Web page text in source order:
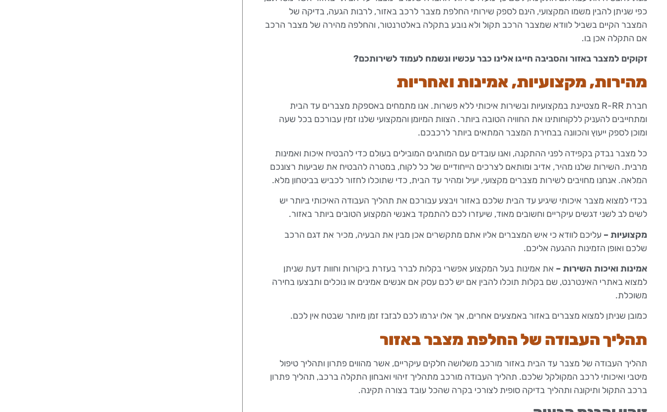
כפי שניתן להבין משמו המקצועי, הינם לספק שירותי החלפת מצבר לרכב באזור, לרבות הגעה, בדיקה של
המצבר הקיים בשביל לוודא שמצבר הרכב תקול ולא נובע בתקלה באלטרנטור, והחלפה מהירה של מצבר הרכב
אם התקלה אכן בו.
זקוקים למצבר באזור והסביבה חייגו אלינו כבר עכשיו ונשמח לעמוד לשירותכם?
מהירות, מקצועיות, אמינות ואחריות
חברת R-RR מצטיינת במקצועיות ובשירות איכותי ללא פשרות. אנו מתמחים באספקת מצברים עד הבית
ומתחייבים להעניק ללקוחותינו את החוויה הטובה ביותר. הצוות המיומן והמקצועי שלנו זמין עבורכם בכל שעה
ומוכן לספק ייעוץ והכוונה בבחירת המצבר המתאים ביותר לרכבכם.
כל מצבר נבדק בקפידה לפני ההתקנה, ואנו עובדים עם המותגים המובילים בעולם כדי להבטיח איכות ואמינות
מרבית. השירות שלנו מהיר, אדיב ומותאם לצרכים הייחודיים של כל לקוח, במטרה להבטיח את שביעות רצונכם
המלאה. אנחנו מחויבים לשירות מצברים מקצועי, יעיל ומהיר עד הבית, כדי שתוכלו לחזור לכביש בביטחון מלא.
בכדי למצוא מצבר איכותי שיגיע עד הבית שלכם באזור ויבצע עבורכם את תהליך העבודה האיכותי ביותר יש
לשים לב לשני דגשים עיקריים וחשובים מאוד, שיעזרו לכם להתמקד באנשי המקצוע הטובים ביותר באזור.
מקצועיות – עליכם לוודא כי איש המצברים אליו אתם מתקשרים אכן מבין את הבעיה, מכיר את דגם הרכב
שלכם ואופן הזמינות ההגעה אליכם.
אמינות ואיכות השירות – את אמינות בעל המקצוע אפשרי בקלות לברר בעזרת ביקורות וחוות דעת שניתן
למצוא באתרי האינטרנט, שם בקלות תוכלו להבין אם יש לכם עסק אם אנשים אמינים או נוכלים ותבצעו בחירה
משוכלת.
כמובן שניתן למצוא מצברים באזור באמצעים אחרים, אך אלו יגרמו לכם לבזבז זמן מיותר שבטח אין לכם.
תהליך העבודה של החלפת מצבר באזור
תהליך העבודה של מצבר עד הבית באזור מורכב משלושה חלקים עיקריים, אשר מהווים פתרון ותהליך טיפול
מיטבי ואיכותי לרכב המקולקל שלכם. תהליך העבודה מורכב מתהליך זיהוי ואבחון התקלה ברכב, תהליך פתרון
ברכב התקול ותיקונה ותהליך בדיקה סופית לצורכי בקרה שהכל עובד בצורה תקינה.